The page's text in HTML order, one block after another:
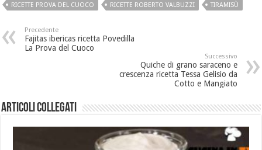
RICETTE PROVA DEL CUOCO
RICETTE ROBERTO VALBUZZI TIRAMISÙ
Precedente
Fajitas ibericas ricetta Povedilla
La Prova del Cuoco
Successivo
Quiche di grano saraceno e
crescenza ricetta Tessa Gelisio da
Cotto e Mangiato
Articoli collegati